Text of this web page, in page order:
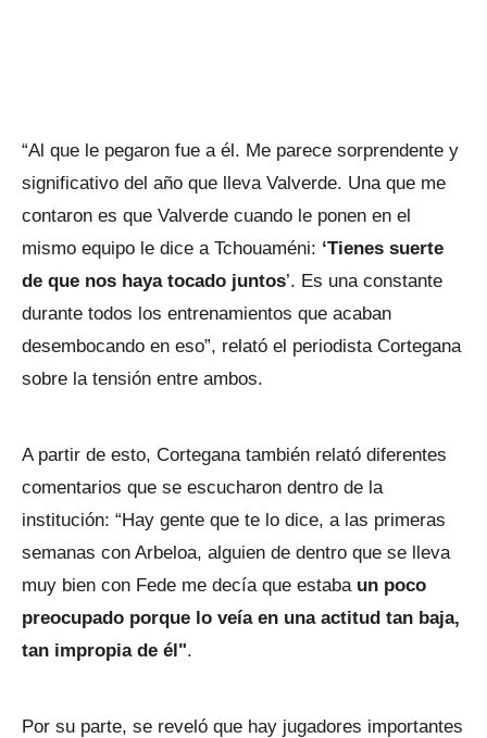
“Al que le pegaron fue a él. Me parece sorprendente y
significativo del año que lleva Valverde. Una que me
contaron es que Valverde cuando le ponen en el
mismo equipo le dice a Tchouaméni: ‘Tienes suerte
de que nos haya tocado juntos’. Es una constante
durante todos los entrenamientos que acaban
desembocando en eso”, relató el periodista Cortegana
sobre la tensión entre ambos.
A partir de esto, Cortegana también relató diferentes
comentarios que se escucharon dentro de la
institución: “Hay gente que te lo dice, a las primeras
semanas con Arbeloa, alguien de dentro que se lleva
muy bien con Fede me decía que estabaun poco
preocupado porque lo veía en una actitud tan baja,
tan impropia de él".
Por su parte, se reveló que hay jugadores importantes